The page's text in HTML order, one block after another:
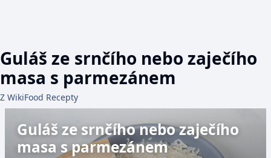
Guláš ze srnčího nebo zaječího
masa s parmezánem
Z WikiFood Recepty
Guláš ze srnčího nebo zaječího
masa s parmezánem